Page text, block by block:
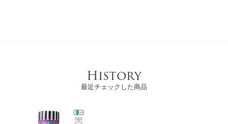
History
最近チェックした商品